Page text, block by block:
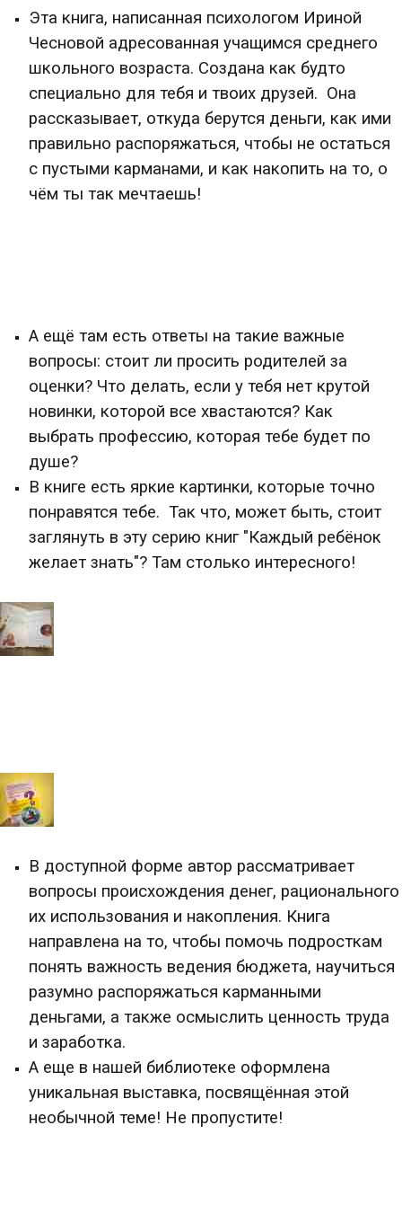
Эта книга, написанная психологом Ириной
Чесновой адресованная учащимся среднего
школьного возраста. Создана как будто
специально для тебя и твоих друзей. Она
рассказывает, откуда берутся деньги, как ими
правильно распоряжаться, чтобы не остаться
с пустыми карманами, и как накопить на то, о
чём ты так мечтаешь!
А ещё там есть ответы на такие важные
вопросы: стоит ли просить родителей за
оценки? Что делать, если у тебя нет крутой
новинки, которой все хвастаются? Как
выбрать профессию, которая тебе будет по
душе?
В книге есть яркие картинки, которые точно
понравятся тебе. Так что, может быть, стоит
заглянуть в эту серию книг "Каждый ребёнок
желает знать"? Там столько интересного!
В доступной форме автор рассматривает
вопросы происхождения денег, рационального
их использования и накопления. Книга
направлена на то, чтобы помочь подросткам
понять важность ведения бюджета, научиться
разумно распоряжаться карманными
деньгами, а также осмыслить ценность труда
и заработка.
А еще в нашей библиотеке оформлена
уникальная выставка, посвящённая этой
необычной теме! Не пропустите!